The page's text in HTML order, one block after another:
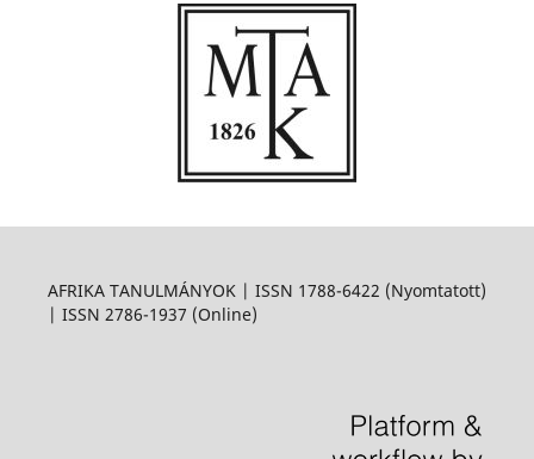
AFRIKA TANULMÁNYOK | ISSN 1788-6422 (Nyomtatott)
| ISSN 2786-1937 (Online)